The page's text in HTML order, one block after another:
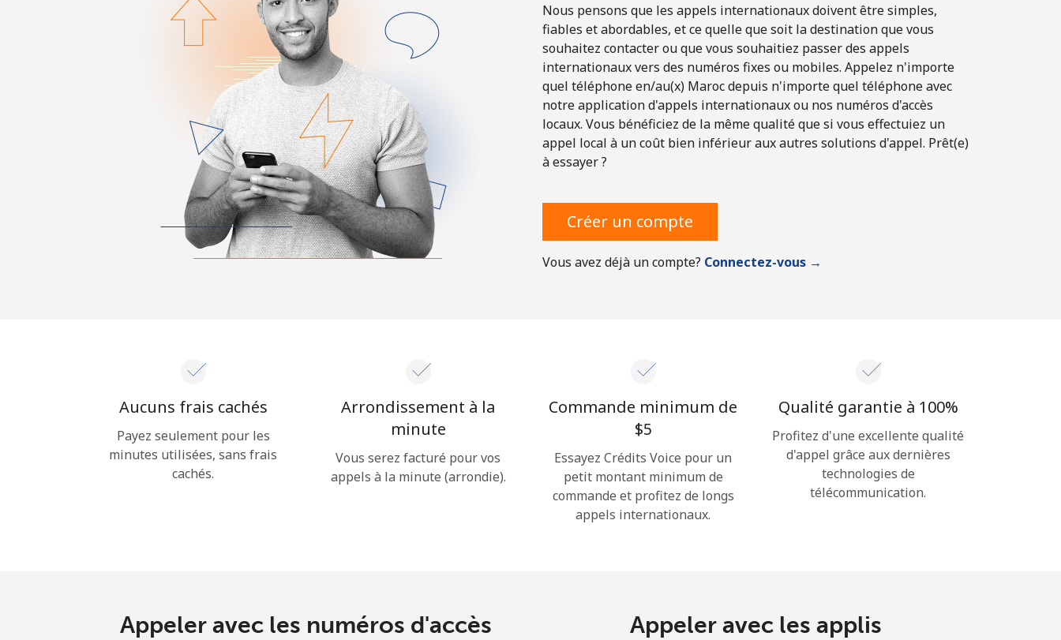
Bonjour!
Identifiez-vous ou INSCRIVEZ-VOUS →
Rappel du mot de passe →
Continue avec
Nous pensons que les appels internationaux doivent être simples,
fiables et abordables, et ce quelle que soit la destination que vous
souhaitez contacter ou que vous souhaitiez passer des appels
internationaux vers des numéros fixes ou mobiles. Appelez n'importe
quel téléphone en/au(x) Maroc depuis n'importe quel téléphone avec
notre application d'appels internationaux ou nos numéros d'accès
locaux. Vous bénéficiez de la même qualité que si vous effectuiez un
appel local à un coût bien inférieur aux autres solutions d'appel. Prêt(e)
à essayer ?
Créer un compte
Vous avez déjà un compte? Connectez-vous →
Aucuns frais cachés
Payez seulement pour les
minutes utilisées, sans frais
cachés.
Arrondissement à la
minute
Vous serez facturé pour vos
appels à la minute (arrondie).
Commande minimum de
⁦$5⁩
Essayez Crédits Voice pour un
petit montant minimum de
commande et profitez de longs
appels internationaux.
Qualité garantie à 100%
Profitez d'une excellente qualité
d'appel grâce aux dernières
technologies de
télécommunication.
Appeler avec les numéros d'accès Appeler avec les applis